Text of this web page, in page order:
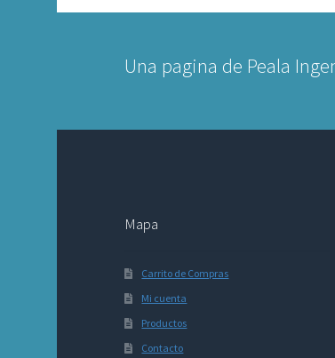
Una pagina de Peala
Mapa
Carrito de Compras
Mi cuenta
Productos
Contacto